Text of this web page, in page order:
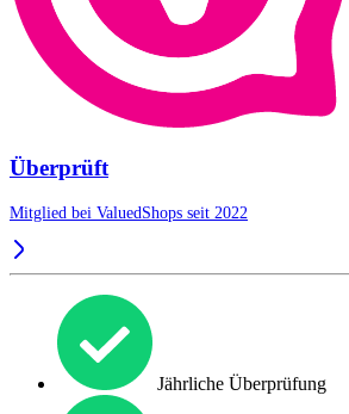
Überprüft
Mitglied bei ValuedShops seit 2022
Jährliche Überprüfung